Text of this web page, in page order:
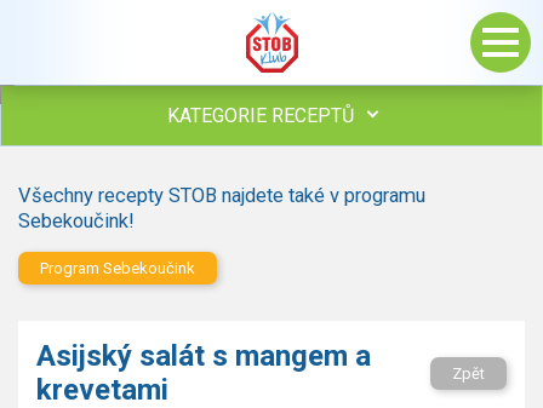
KATEGORIE RECEPTŮ
Polévky
Maso
Saláty
Sladké pokrmy
Všechny recepty STOB najdete také v programu
Sebekoučink!
Program Sebekoučink
Asijský salát s mangem a
krevetami
Zpět